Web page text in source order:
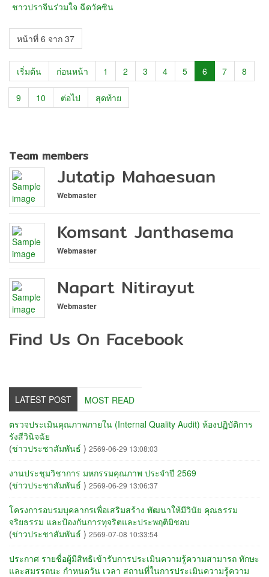
ชาวปราจีนร่วมใจ ฉีดวัคซิน
หน้าที่ 6 จาก 37
เริ่มต้น ก่อนหน้า 1 2 3 4 5 6 7 8
9 10 ต่อไป สุดท้าย
Team members
Jutatip Mahaesuan
Webmaster
Komsant Janthasema
Webmaster
Napart Nitirayut
Webmaster
Find Us On Facebook
LATEST POST
MOST READ
ตรวจประเมินคุณภาพภายใน (Internal Quality Audit) ห้องปฏิบัติการ
รังสีวินิจฉัย
(ข่าวประชาสัมพันธ์ ) 2569-06-29 13:08:03
งานประชุมวิชาการ มหกรรมคุณภาพ ประจำปี 2569
(ข่าวประชาสัมพันธ์ ) 2569-06-29 13:06:37
โครงการอบรมบุคลากรเพื่อเสริมสร้าง พัฒนาให้มีวินัย คุณธรรม
จริยธรรม และป้องกันการทุจริตและประพฤติมิชอบ
(ข่าวประชาสัมพันธ์ ) 2569-07-08 10:33:54
ประกาศ รายชื่อผู้มีสิทธิเข้ารับการประเมินความรู้ความสามารถ ทักษะ
และสมรรถนะ กำหนดวัน เวลา สถานที่ในการประเมินความรู้ความ